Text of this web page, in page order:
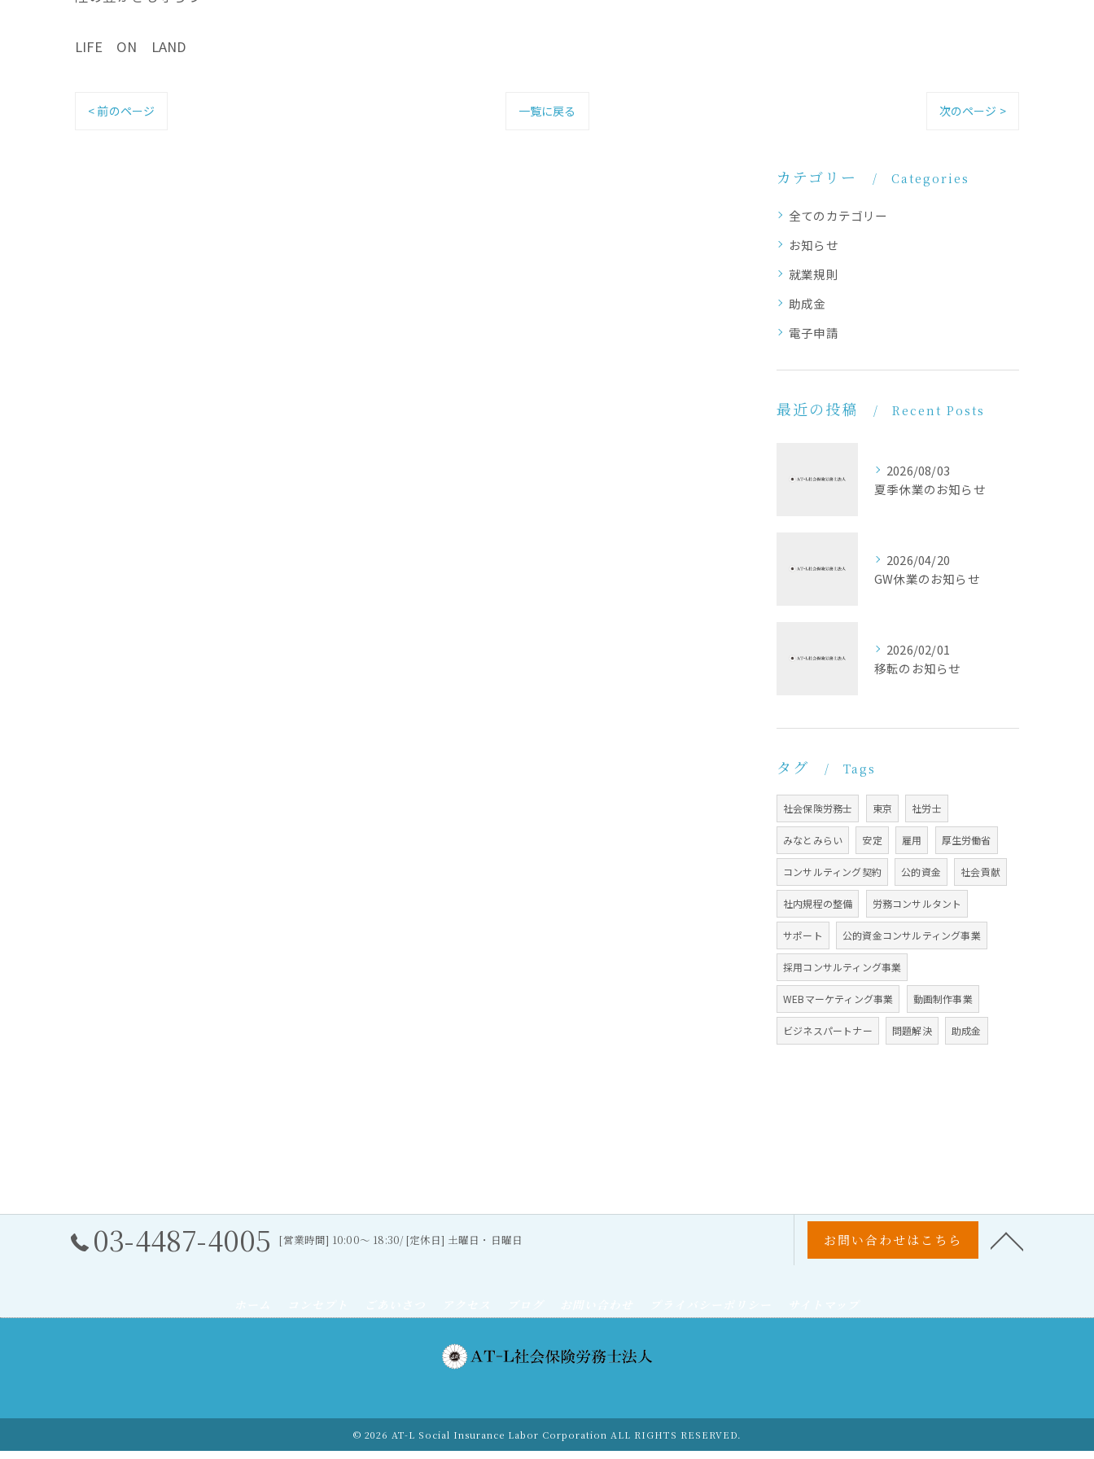
LIFE ON LAND
< 前のページ 一覧に戻る 次のページ >
カテゴリー Categories
全てのカテゴリー
お知らせ
就業規則
助成金
電子申請
最近の投稿 Recent Posts
2026/08/03
夏季休業のお知らせ
2026/04/20
GW休業のお知らせ
2026/02/01
移転のお知らせ
タグ Tags
社会保険労務士 東京 社労士
みなとみらい 安定 雇用 厚生労働省
コンサルティング契約 公的資金 社会貢献
社内規程の整備 労務コンサルタント
サポート 公的資金コンサルティング事業
採用コンサルティング事業
WEBマーケティング事業 動画制作事業
ビジネスパートナー 問題解決 助成金
03-4487-4005 [営業時間] 10:00〜 18:30/ [定休日] 土曜日・日曜日 お問い合わせはこちら
© 2026 AT-L Social Insurance Labor Corporation ALL RIGHTS RESERVED.